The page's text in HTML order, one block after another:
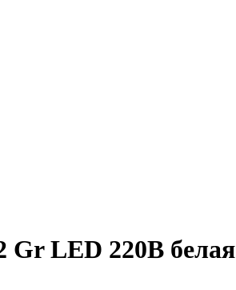
LED 220В белая